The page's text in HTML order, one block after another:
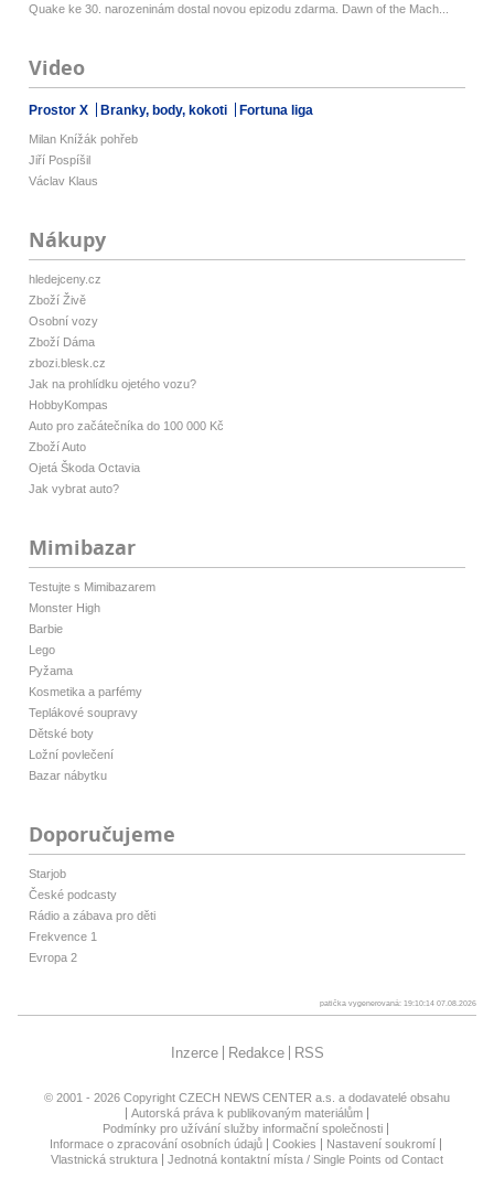
Quake ke 30. narozeninám dostal novou epizodu zdarma. Dawn of the Mach...
Video
Prostor X Branky, body, kokoti Fortuna liga
Milan Knížák pohřeb
Jiří Pospíšil
Václav Klaus
Nákupy
hledejceny.cz
Zboží Živě
Osobní vozy
Zboží Dáma
zbozi.blesk.cz
Jak na prohlídku ojetého vozu?
HobbyKompas
Auto pro začátečníka do 100 000 Kč
Zboží Auto
Ojetá Škoda Octavia
Jak vybrat auto?
Mimibazar
Testujte s Mimibazarem
Monster High
Barbie
Lego
Pyžama
Kosmetika a parfémy
Teplákové soupravy
Dětské boty
Ložní povlečení
Bazar nábytku
Doporučujeme
Starjob
České podcasty
Rádio a zábava pro děti
Frekvence 1
Evropa 2
patička vygenerovaná: 19:10:14 07.08.2026
Inzerce Redakce RSS
© 2001 - 2026 Copyright CZECH NEWS CENTER a.s. a dodavatelé obsahu
Autorská práva k publikovaným materiálům
Podmínky pro užívání služby informační společnosti
Informace o zpracování osobních údajů
Cookies
Nastavení soukromí
Vlastnická struktura
Jednotná kontaktní místa / Single Points od Contact